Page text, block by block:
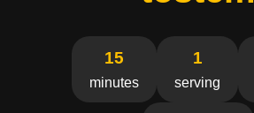
15
minutes
1
serving